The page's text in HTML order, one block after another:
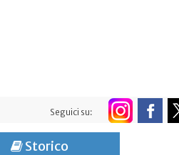
Seguici su:
Storico